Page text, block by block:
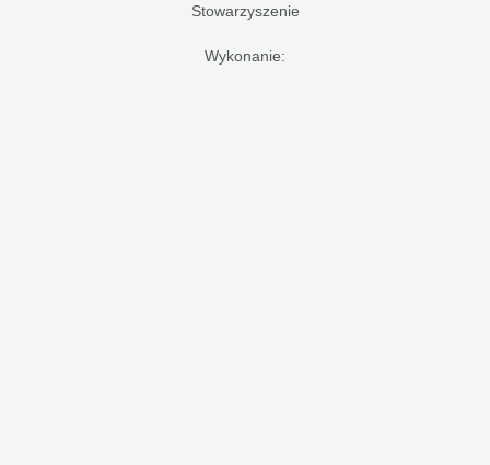
Stowarzyszenie
Wykonanie: